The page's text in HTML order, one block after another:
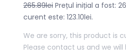
265.89lei Prețul inițial a fost:
curent este: 123.10lei.
We are sorry, this product is
Please contact us and we